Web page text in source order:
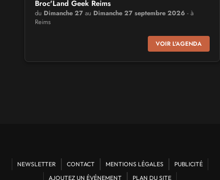
Broc'Land Geek Reims
du Dimanche 27 au Dimanche 27 septembre 2026 - à
Reims
MangAnime
Ponta Geek
VOIR L'AGENDA
NEWSLETTER CONTACT MENTIONS LÉGALES
PUBLICITÉ
AJOUTEZ UN ÉVÉNEMENT
PLAN DU SITE